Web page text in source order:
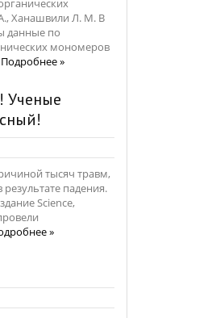
Ханашвили Л. М. В
данные по
мономеров
Подробнее »
Ученые
тысяч травм,
падения.
Science,
»